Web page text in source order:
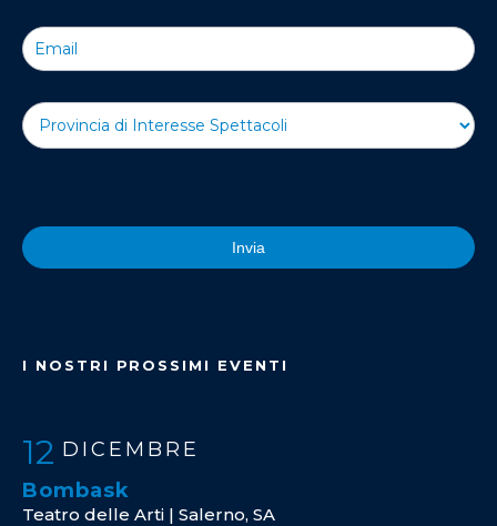
Invia
I NOSTRI PROSSIMI EVENTI
12 DICEMBRE
Bombask
Teatro delle Arti | Salerno, SA